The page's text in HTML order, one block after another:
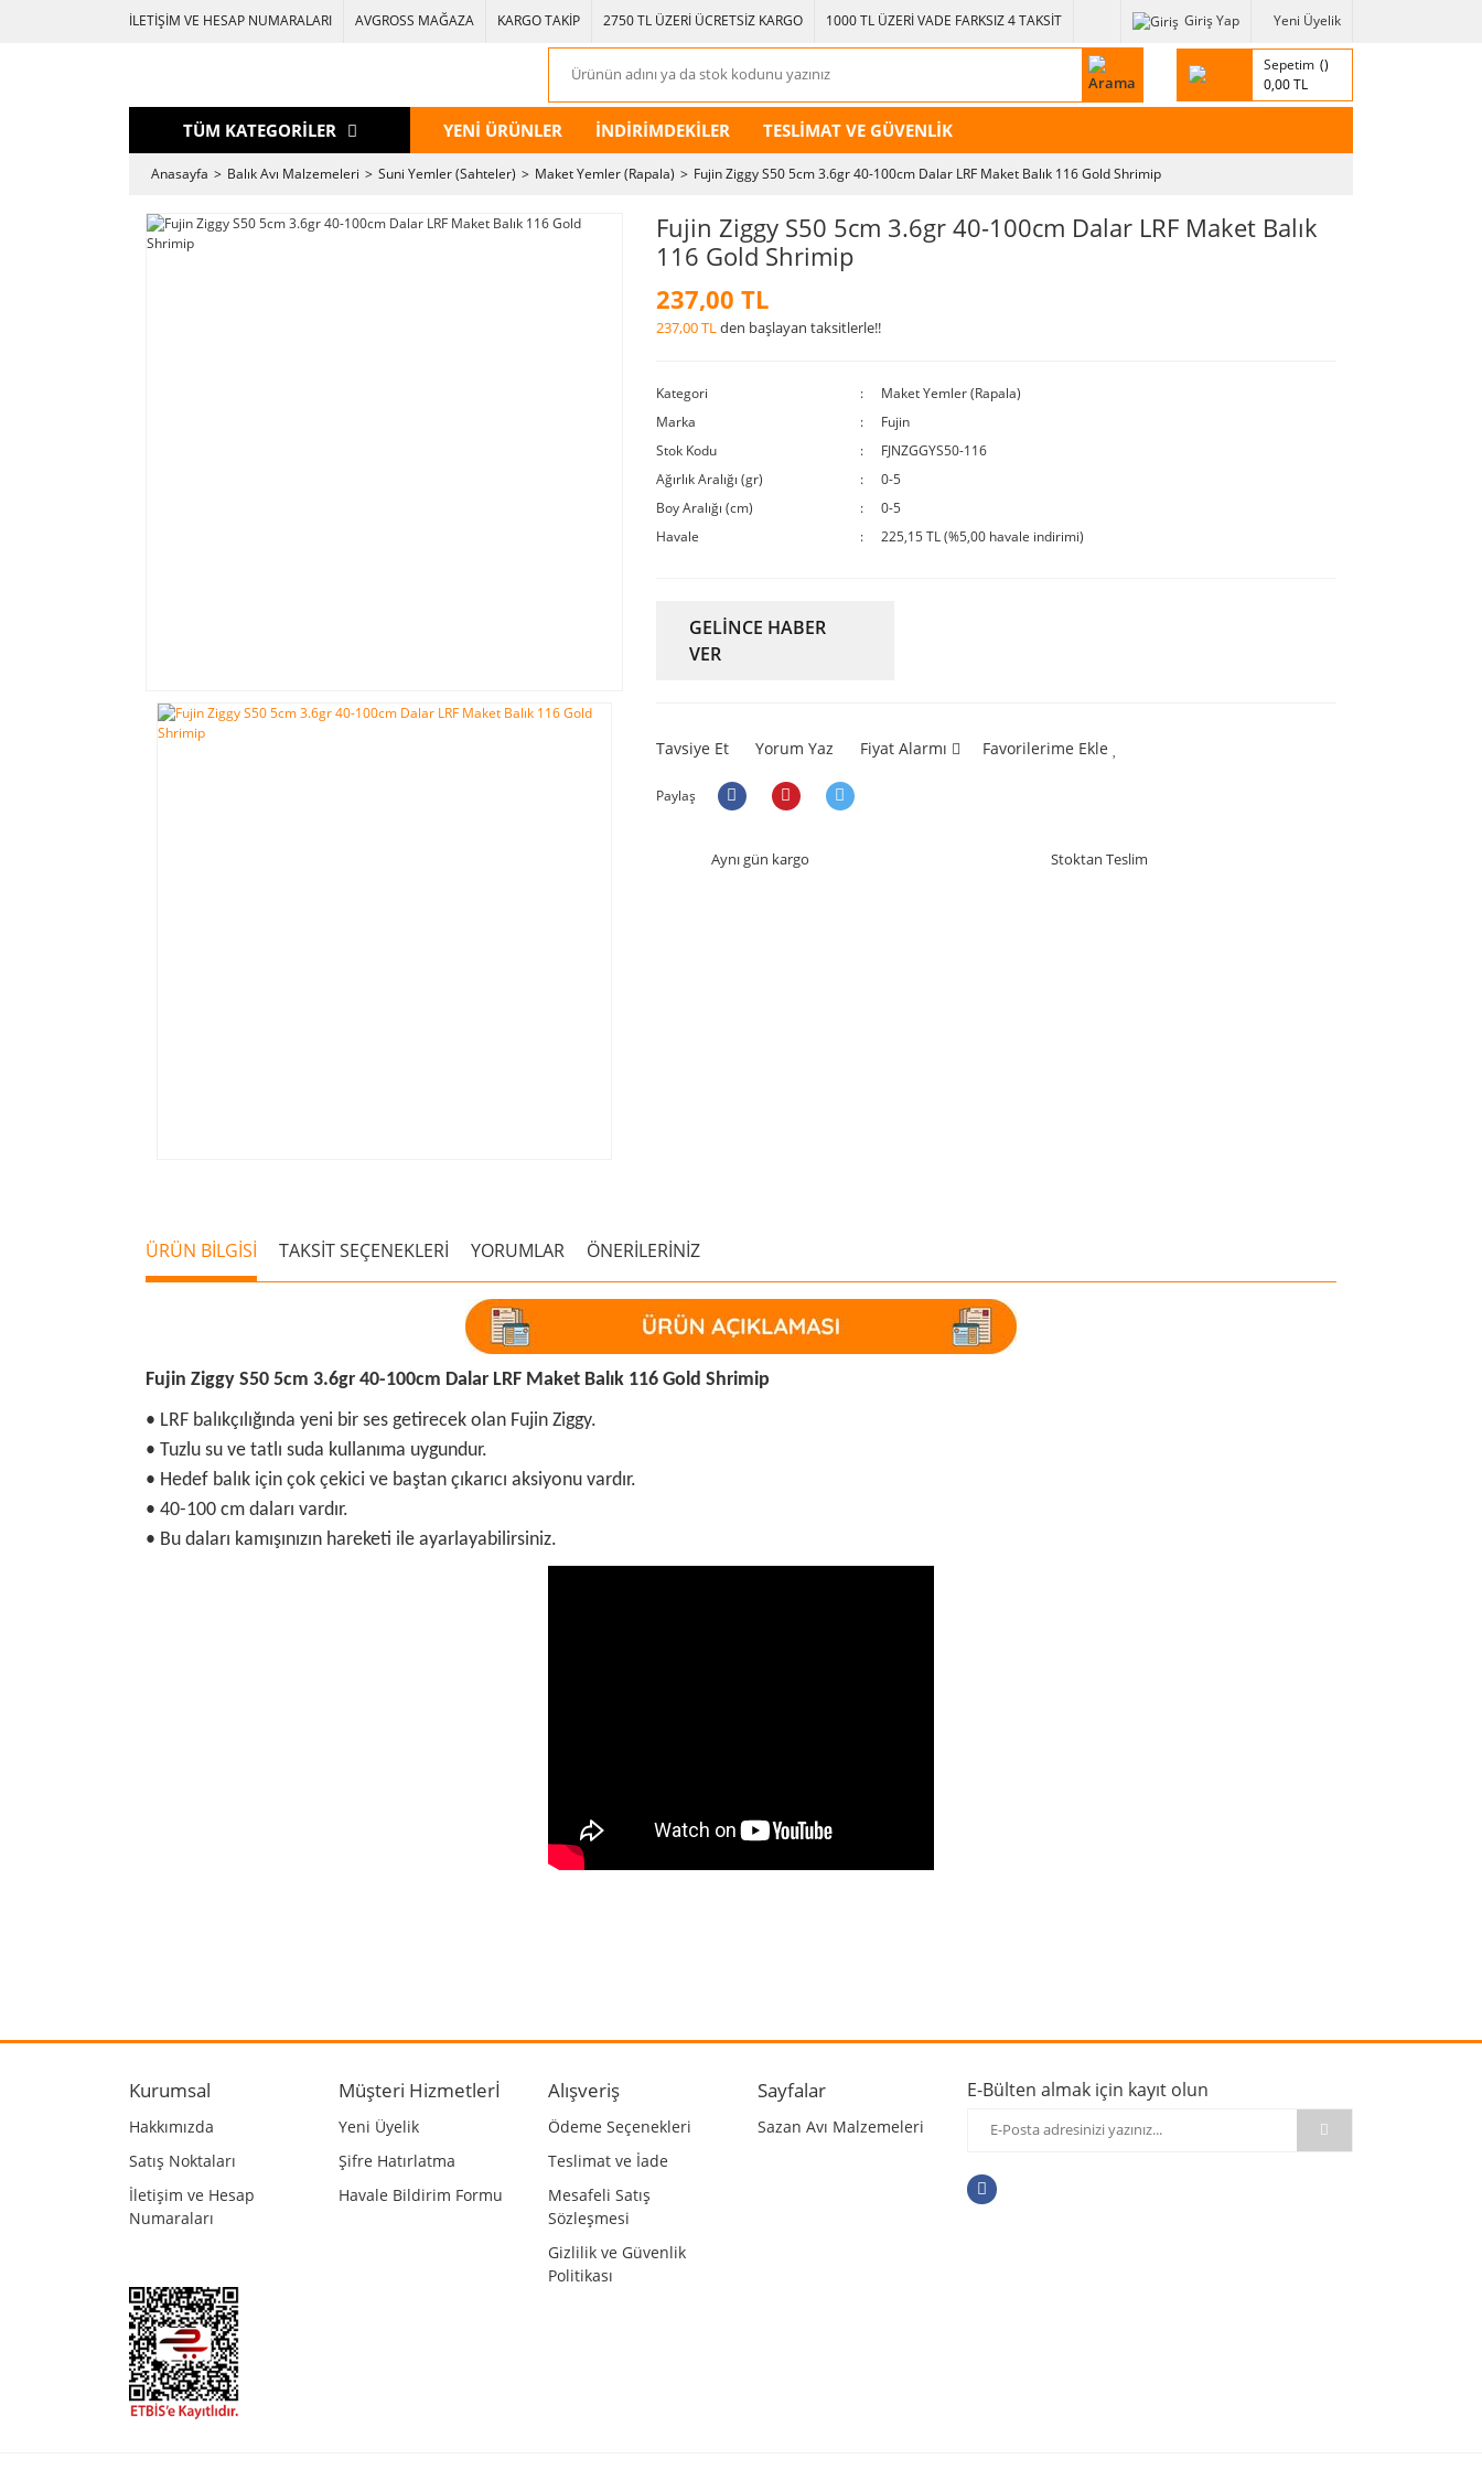
İLETİŞİM VE HESAP NUMARALARI AVGROSS MAĞAZA KARGO TAKİP 2750 TL ÜZERİ ÜCRETSİZ KARGO 1000 TL ÜZERİ VADE FARKSIZ 4 TAKSİT Giriş Yap Yeni Üyelik
Sepetim
0,00 TL
TÜM KATEGORİLER YENİ ÜRÜNLER İNDİRİMDEKİLER TESLİMAT VE GÜVENLİK
Anasayfa Balık Avı Malzemeleri Suni Yemler (Sahteler) Maket Yemler (Rapala) Fujin Ziggy S50 5cm 3.6gr 40-100cm Dalar LRF Maket Balık 116 Gold Shrimip
Fujin Ziggy S50 5cm 3.6gr 40-100cm Dalar LRF Maket Balık
116 Gold Shrimip
237,00 TL
237,00 TLden başlayan taksitlerle!!
Kategori
Maket Yemler (Rapala)
Marka
Fujin
Stok Kodu
FJNZGGYS50-116
Ağırlık Aralığı (gr)
0-5
Boy Aralığı (cm)
0-5
Havale
225,15 TL (%5,00 havale indirimi)
GELİNCE HABER
VER
Tavsiye Et Yorum Yaz Fiyat Alarmı Favorilerime Ekle
Paylaş
Aynı gün kargo Stoktan Teslim
ÜRÜN BİLGİSİ TAKSİT SEÇENEKLERİ YORUMLAR ÖNERİLERİNİZ
Fujin Ziggy S50 5cm 3.6gr 40-100cm Dalar LRF Maket Balık 116 Gold Shrimip
• LRF balıkçılığında yeni bir ses getirecek olan Fujin Ziggy.
• Tuzlu su ve tatlı suda kullanıma uygundur.
• Hedef balık için çok çekici ve baştan çıkarıcı aksiyonu vardır.
• 40-100 cm daları vardır.
• Bu daları kamışınızın hareketi ile ayarlayabilirsiniz.
Ürün resmi kalitesiz, bozuk veya görüntülenemiyor.
Ürün bilgilerinde hatalar bulunuyor.
Ürün fiyatı diğer sitelerden daha pahalı.
Bu ürüne benzer farklı alternatifler olmalı.
Kurumsal
Hakkımızda
Satış Noktaları
İletişim ve Hesap
Numaraları
Müşteri Hizmetlerİ
Yeni Üyelik
Şifre Hatırlatma
Havale Bildirim Formu
Alışveriş
Ödeme Seçenekleri
Teslimat ve İade
Mesafeli Satış
Sözleşmesi
Gizlilik ve Güvenlik
Politikası
Sayfalar
Sazan Avı Malzemeleri
E-Bülten almak için kayıt olun